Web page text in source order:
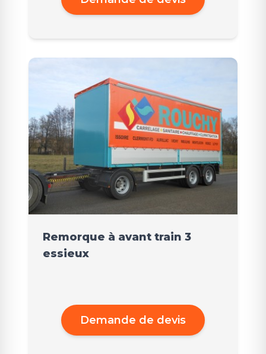
Remorque à avant train 3
essieux
Demande de devis